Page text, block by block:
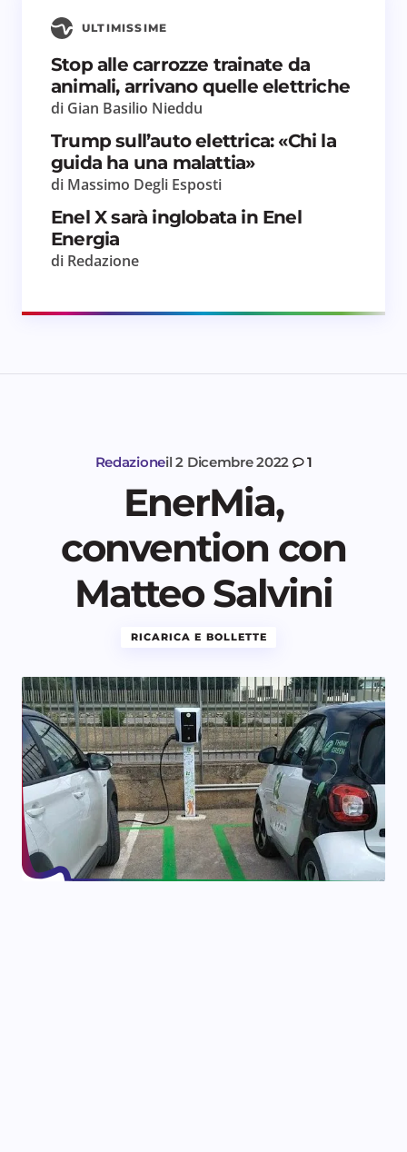
ULTIMISSIME
Stop alle carrozze trainate da
animali, arrivano quelle elettriche
di Gian Basilio Nieddu
Trump sull’auto elettrica: «Chi la
guida ha una malattia»
di Massimo Degli Esposti
Enel X sarà inglobata in Enel
Energia
di Redazione
Redazioneil 2 Dicembre 2022 1
EnerMia,
convention con
Matteo Salvini
RICARICA E BOLLETTE